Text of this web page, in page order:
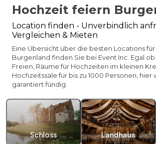
Hochzeit feiern
Location finden - Unverbindlich
Vergleichen & Mieten
Eine Übersicht über die besten Locations
Burgenland finden Sie bei Event Inc. Egal
Freien, Räume für Hochzeiten im kleinen
Hochzeitssäle für bis zu 1000 Personen, hier
garantiert fündig.
Schloss Landhaus